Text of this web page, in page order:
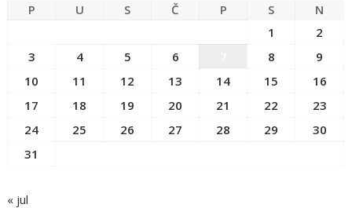
P U S Č P S
N
1
2
3
4 5 6 8
9
10
11 12 13 14 15
16
17
18 19 20 21 22
23
24
25 26 27 28 29
30
31
« jul